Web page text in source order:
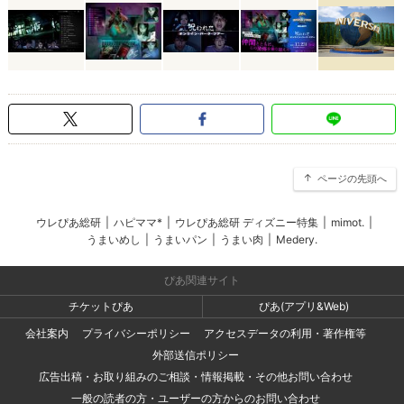
ページの先頭へ
ウレぴあ総研 ハピママ* ウレぴあ総研 ディズニー特集 mimot.
うまいめし
うまいパン うまい肉 Medery.
ぴあ関連サイト
チケットぴあ
ぴあ(アプリ&Web)
会社案内
プライバシーポリシー
アクセスデータの利用・著作権等
外部送信ポリシー
広告出稿・お取り組みのご相談・情報掲載・その他お問い合わせ
一般の読者の方・ユーザーの方からのお問い合わせ